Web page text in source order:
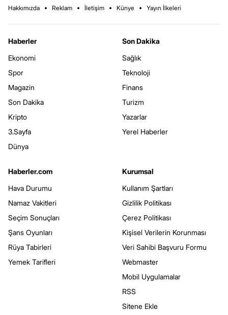
Hakkımızda Reklam İletişim Künye Yayın İlkeleri
Haberler
Ekonomi
Spor
Magazin
Son Dakika
Kripto
3.Sayfa
Dünya
Son Dakika
Sağlık
Teknoloji
Finans
Turizm
Yazarlar
Yerel Haberler
Haberler.com
Hava Durumu
Namaz Vakitleri
Seçim Sonuçları
Şans Oyunları
Rüya Tabirleri
Yemek Tarifleri
Kurumsal
Kullanım Şartları
Gizlilik Politikası
Çerez Politikası
Kişisel Verilerin Korunması
Veri Sahibi Başvuru Formu
Webmaster
Mobil Uygulamalar
RSS
Sitene Ekle